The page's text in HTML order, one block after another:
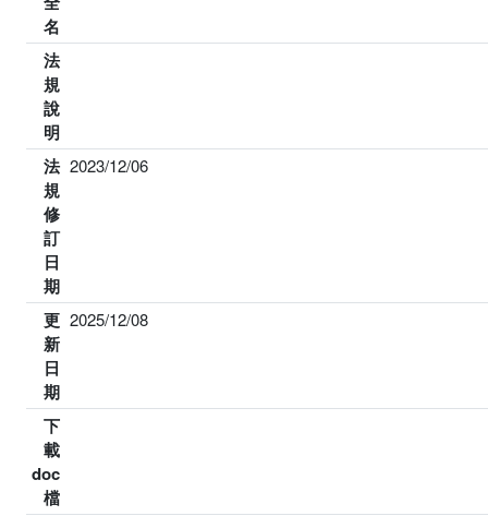
名
法
規
說
明
法
規
修
訂
日
期
2023/12/06
更
新
日
期
2025/12/08
下
載
doc
檔